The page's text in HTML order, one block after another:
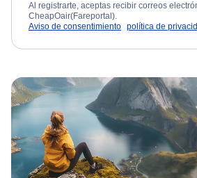
Al registrarte, aceptas recibir correos
CheapOair(Fareportal).
Aviso de consentimiento política de